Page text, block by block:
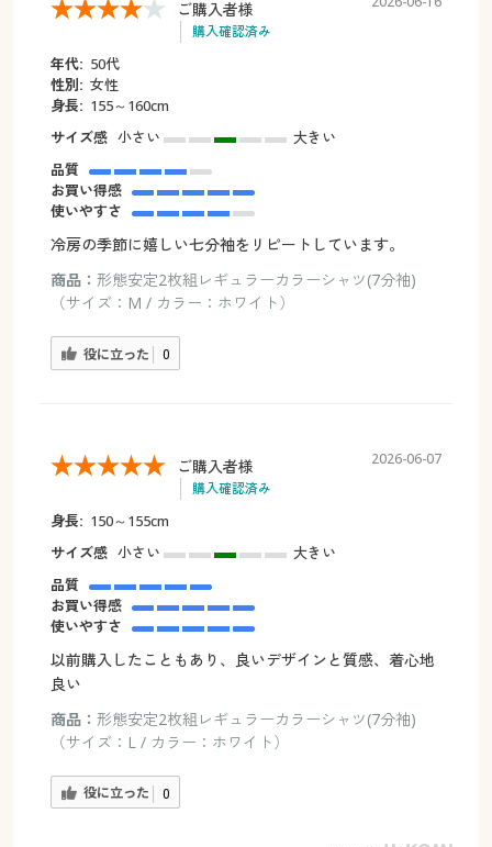
ご購入者様
購入確認済み
年代: 50代
性別: 女性
身長: 155～160cm
サイズ感 小さい
大きい
品質
お買い得感
使いやすさ
冷房の季節に嬉しい七分袖をリピートしています。
商品： 形態安定2枚組レギュラーカラーシャツ(7分袖)
（サイズ：M / カラー：ホワイト）
役に立った 0
ご購入者様
購入確認済み
2026-06-07
身長: 150～155cm
サイズ感 小さい
大きい
品質
お買い得感
使いやすさ
以前購入したこともあり、良いデザインと質感、着心地
良い
商品： 形態安定2枚組レギュラーカラーシャツ(7分袖)
（サイズ：L / カラー：ホワイト）
役に立った 0